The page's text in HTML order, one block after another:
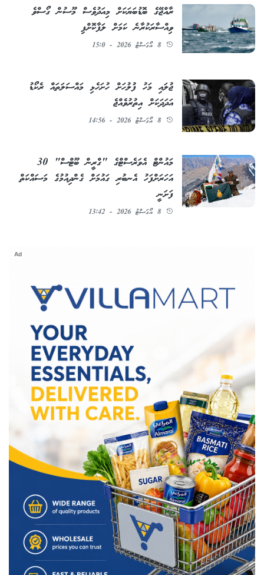
ރާއްޖޭގެ ބޮޑުބަޔަކަށް މިއަދުވެސް މޫސުން ގޯސްވެ
ވިއްސާރަކުރާނެ ކަމަށް ލަފާކޮށްފި
8 އޯގަސްޓު 2026 - 15:0
ޖުލައި މަހު ފުލުހަށް ހުށަހެޅި މައްސަލަތައް ރެކޯޑު
އަދަދަކަށް އިތުރުވެއްޖެ
8 އޯގަސްޓު 2026 - 14:56
މައުންޓް އެވަރެސްޓްގެ "ގްރީން ބޫޓްސް" 30
އަހަރަށްފަހު އެނބުރި ގައުމަށް ގެންދިއުމުގެ މަސައްކަތް
ފަށަނީ
8 އޯގަސްޓު 2026 - 13:42
Ad